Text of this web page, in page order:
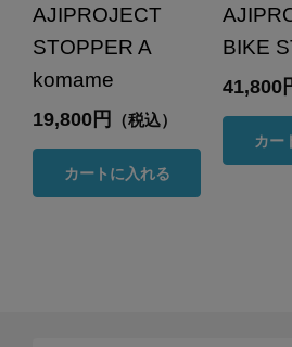
AJIPROJECT
STOPPER A
komame
19,800円 （税込）
カートに入れる
BIKE
41,800
カー